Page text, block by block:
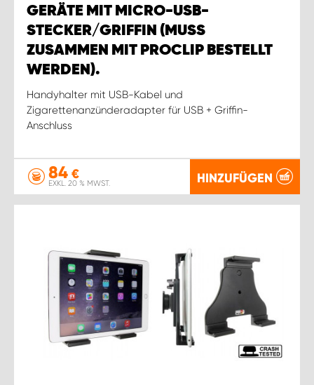
GERÄTE MIT MICRO-USB-
STECKER/GRIFFIN (MUSS
ZUSAMMEN MIT PROCLIP BESTELLT
WERDEN).
Handyhalter mit USB-Kabel und
Zigarettenanzünderadapter für USB + Griffin-
Anschluss
84 €
EXKL. 20 % MWST. HINZUFÜGEN